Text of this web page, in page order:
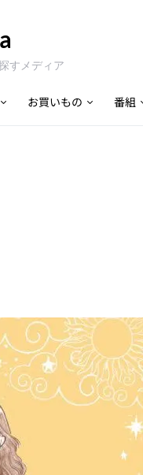
すメディア
お買いもの 番組